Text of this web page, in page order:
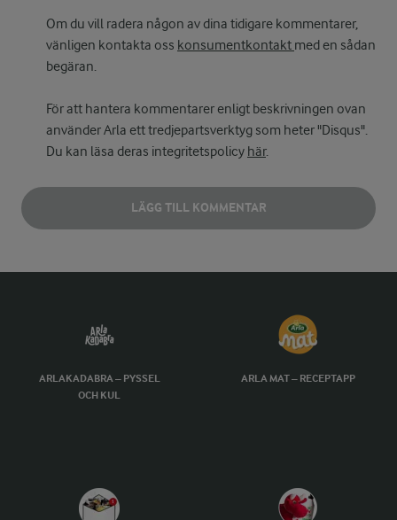
Om du vill radera någon av dina tidigare kommentarer,
vänligen kontakta oss konsumentkontakt med en sådan
begäran.
För att hantera kommentarer enligt beskrivningen ovan
använder Arla ett tredjepartsverktyg som heter "Disqus".
Du kan läsa deras integritetspolicy här.
LÄGG TILL KOMMENTAR
ARLAKADABRA – PYSSEL
OCH KUL
ARLA MAT – RECEPTAPP